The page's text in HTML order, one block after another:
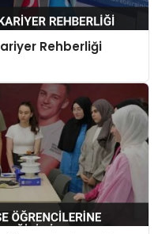
Rehberliği